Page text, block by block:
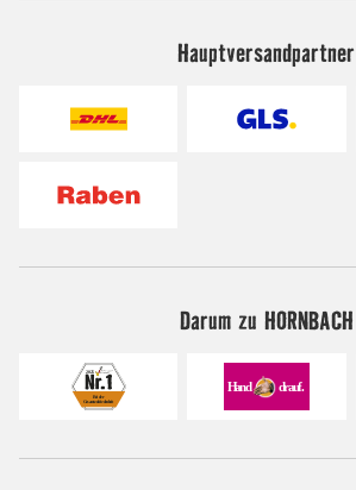
Hauptversandpartner
Darum zu HORNBACH